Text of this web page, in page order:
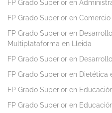
FP Grado Superior en
FP Grado Superior en
FP Grado Superior en
Multiplataforma en Lleida
FP Grado Superior en
FP Grado Superior en Dietética
FP Grado Superior en
FP Grado Superior en